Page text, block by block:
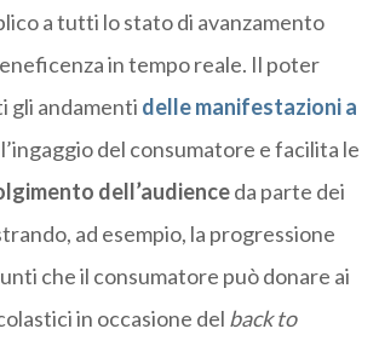
a tutti lo stato di avanzamento
in tempo reale. Il poter
gli andamenti delle manifestazioni a
del consumatore e facilita le
dell’audienceda parte dei
ad esempio, la progressione
che il consumatore può donare ai
in occasione del back to